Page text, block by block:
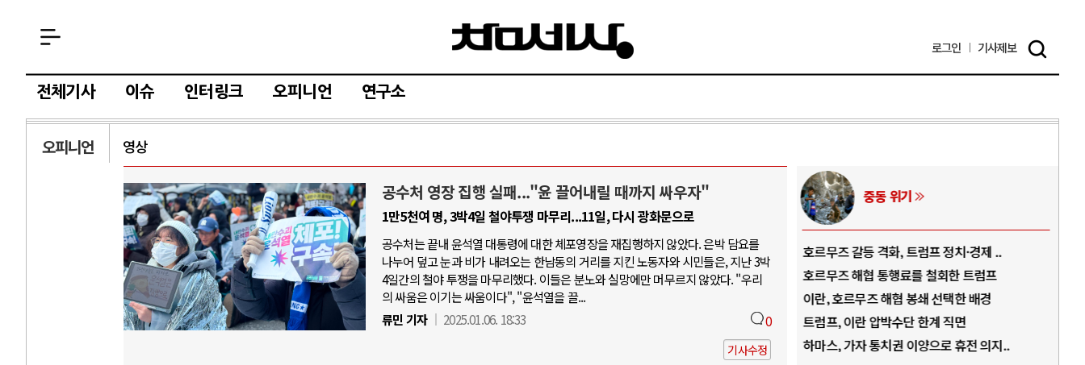
로그인 기사제보
전체기사 이슈 인터링크 오피니언 연구소
오피니언 영상
공수처 영장 집행 실패..."윤 끌어내릴 때까지 싸우자"
1만5천여 명, 3박4일 철야투쟁 마무리...11일, 다시 광화문으로
공수처는 끝내 윤석열 대통령에 대한 체포영장을 재집행하지 않았다. 은박 담요를
나누어 덮고 눈과 비가 내려오는 한남동의 거리를 지킨 노동자와 시민들은, 지난 3박
4일간의 철야 투쟁을 마무리했다. 이들은 분노와 실망에만 머무르지 않았다. "우리
의 싸움은 이기는 싸움이다", "윤석열을 끌...
류민 기자
2025.01.06. 18:33 0
기사수정
AI와 인간
중국 AI, 저가 공세로 글로벌 토큰 시..
AI 국부펀드 구상 놓고 미국 진보진영 ..
AI 데이터센터 반대 투쟁은 새로운 글로..
AI의 숨은 환경 비용: 데이터센터 확산..
러시아-우크라이나 전쟁
전쟁의 추상화: 우크라이나, 대리전의 역..
EU·우크라이나 드론 협력 직후, 러시아..
나토, 우크라 군사지원 2027년까지 공..
러·우크라, 대규모 공습 주고받아…민간 ..
중동 위기
호르무즈 갈등 격화, 트럼프 정치·경제 ..
호르무즈 해협 통행료를 철회한 트럼프
이란, 호르무즈 해협 봉쇄 선택한 배경
트럼프, 이란 압박수단 한계 직면
하마스, 가자 통치권 이양으로 휴전 의지..